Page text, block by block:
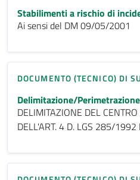
Stabilimenti a rischio di
Ai sensi del DM 09/05/2001
DOCUMENTO (TECNICO) DI
Delimitazione/
DELIMITAZIONE DEL
DELL'ART. 4 D. LGS 285/1992